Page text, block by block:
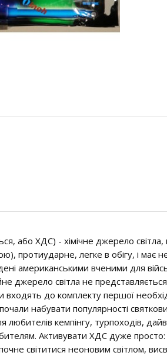
або ХДС) - хімічне джерело
протиударне, легке в обігу, і має
американськими вченими для
джерело світла не
входять до комплекту першої
набувати популярності
кемпінгу, турпоходів,
Активувати ХДС дуже просто:
світитися неоновим світлом,